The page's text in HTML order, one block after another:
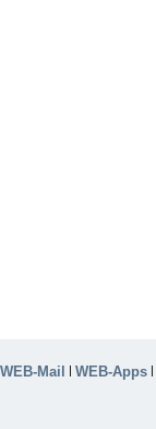
WEB-Mail | WEB-Apps |